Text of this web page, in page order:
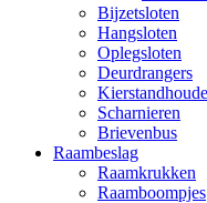
Bijzetsloten
Hangsloten
Oplegsloten
Deurdrangers
Scharnieren
Brievenbus
Raambeslag
Raamkrukken
Raamboompjes